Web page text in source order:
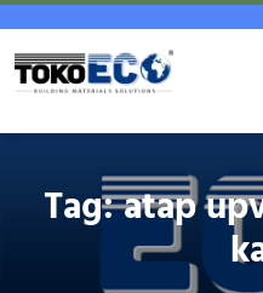
Skip
content
Tag:atap